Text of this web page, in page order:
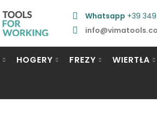
Whatsapp +39
HOGERY FREZY WIERTŁA